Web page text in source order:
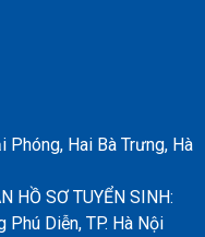
Phóng, Hai Bà Trưng, Hà
HỒ SƠ TUYỂN SINH:
Diễn, TP. Hà Nội